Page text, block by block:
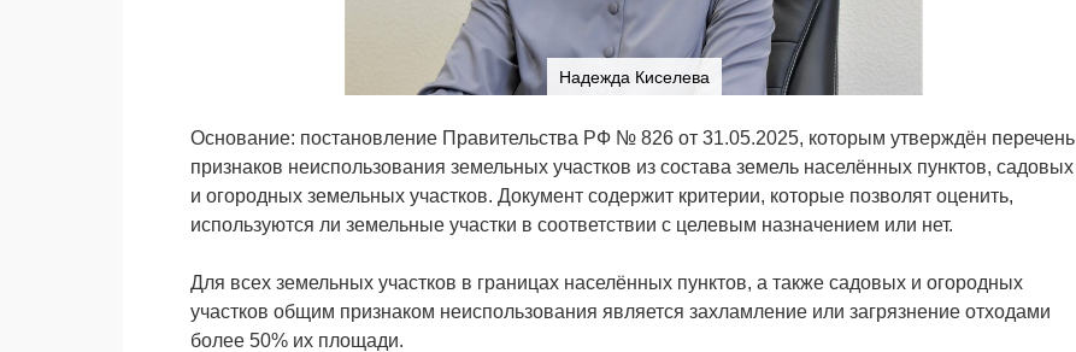
Надежда Киселева
Основание: постановление Правительства РФ № 826 от 31.05.2025, которым утверждён перечень
признаков неиспользования земельных участков из состава земель населённых пунктов, садовых
и огородных земельных участков. Документ содержит критерии, которые позволят оценить,
используются ли земельные участки в соответствии с целевым назначением или нет.
Для всех земельных участков в границах населённых пунктов, а также садовых и огородных
участков общим признаком неиспользования является захламление или загрязнение отходами
более 50% их площади.